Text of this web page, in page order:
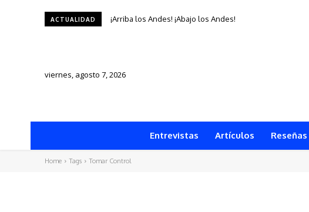
ACTUALIDAD ¡Arriba los Andes! ¡Abajo los Andes!
viernes, agosto 7, 2026
Entrevistas Artículos Reseñas
Home Tags Tomar Control